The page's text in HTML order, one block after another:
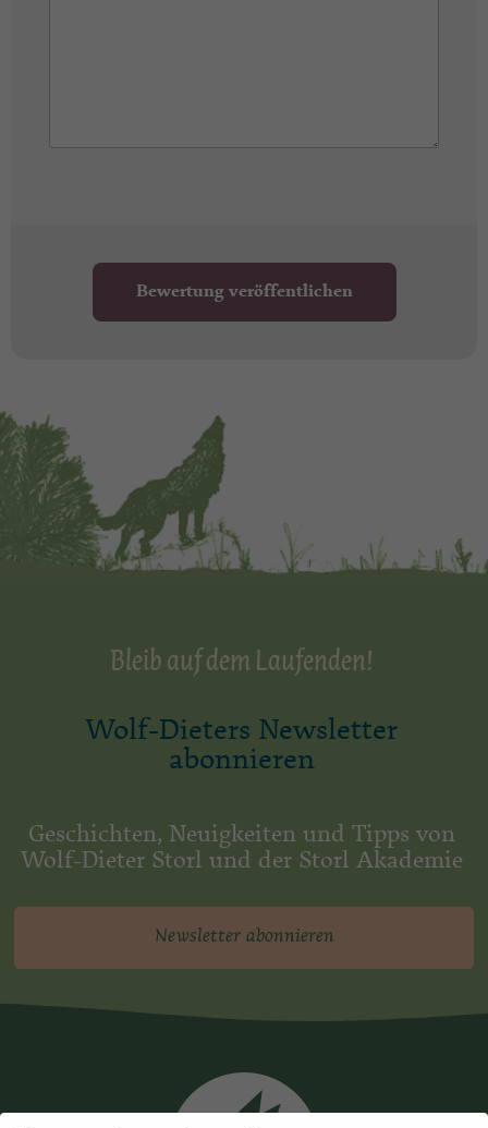
Bewertung veröffentlichen
Bleib auf dem Laufenden!
Wolf-Dieters Newsletter
abonnieren
Geschichten, Neuigkeiten und Tipps von
Wolf-Dieter Storl und der Storl Akademie
Newsletter abonnieren